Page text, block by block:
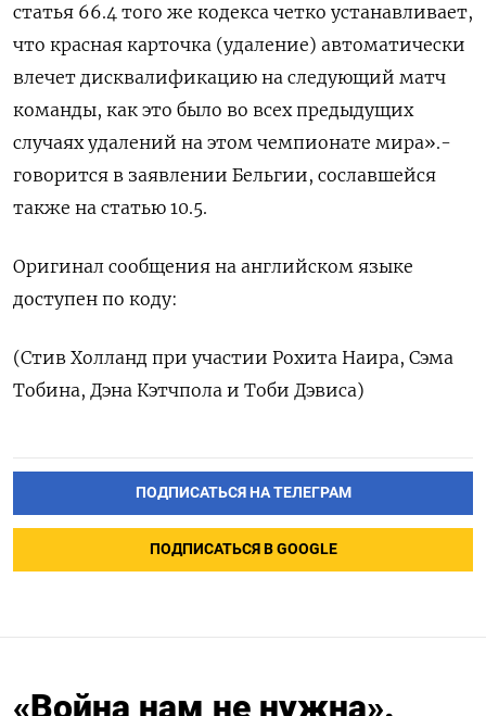
статья 66.4 того же кодекса четко устанавливает,
что красная карточка (удаление) автоматически
влечет дисквалификацию на следующий матч
‌команды, как это было во всех предыдущих
случаях удалений на этом чемпионате мира».-
говорится в заявлении Бельгии, сославшейся ​
также на статью 10.5.
Оригинал сообщения на английском языке
доступен по коду:
(Стив Холланд ‌при участии Рохита Наира, Сэма
Тобина, Дэна Кэтчпола и Тоби Дэвиса)
ПОДПИСАТЬСЯ НА ТЕЛЕГРАМ
ПОДПИСАТЬСЯ В GOOGLE
«Война нам не нужна».